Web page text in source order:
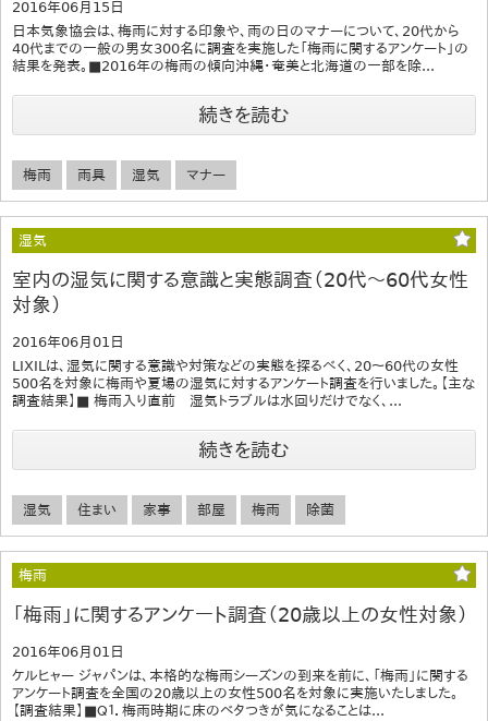
2016年06月15日
日本気象協会は、梅雨に対する印象や、雨の日のマナーについて、20代から
40代までの一般の男女300名に調査を実施した「梅雨に関するアンケート」の
結果を発表。■2016年の梅雨の傾向沖縄・奄美と北海道の一部を除...
続きを読む
梅雨 雨具 湿気 マナー
湿気
室内の湿気に関する意識と実態調査（20代～60代女性
対象）
2016年06月01日
LIXILは、湿気に関する意識や対策などの実態を探るべく、20～60代の女性
500名を対象に梅雨や夏場の湿気に対するアンケート調査を行いました。【主な
調査結果】■ 梅雨入り直前 湿気トラブルは水回りだけでなく、...
続きを読む
湿気 住まい 家事 部屋 梅雨 除菌
梅雨
「梅雨」に関するアンケート調査（20歳以上の女性対象）
2016年06月01日
ケルヒャー ジャパンは、本格的な梅雨シーズンの到来を前に、「梅雨」に関する
アンケート調査を全国の20歳以上の女性500名を対象に実施いたしました。
【調査結果】■Ｑ１．梅雨時期に床のベタつきが気になることは...